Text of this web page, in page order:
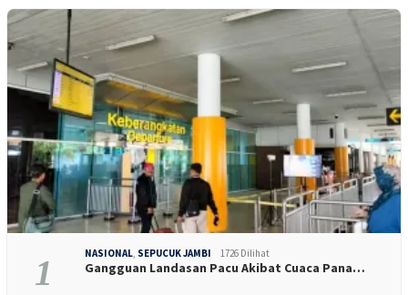
1 NASIONAL, SEPUCUK JAMBI 1726 Dilihat
Gangguan Landasan Pacu Akibat Cuaca Pana…